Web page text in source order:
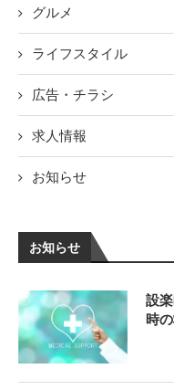
グルメ
ライフスタイル
広告・チラシ
求人情報
お知らせ
お知らせ
設
時